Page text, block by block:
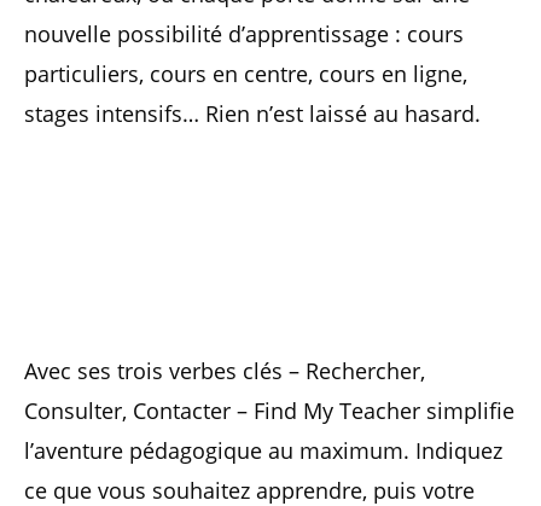
nouvelle possibilité d’apprentissage : cours
particuliers, cours en centre, cours en ligne,
stages intensifs… Rien n’est laissé au hasard.
Avec ses trois verbes clés – Rechercher,
Consulter, Contacter – Find My Teacher simplifie
l’aventure pédagogique au maximum. Indiquez
ce que vous souhaitez apprendre, puis votre